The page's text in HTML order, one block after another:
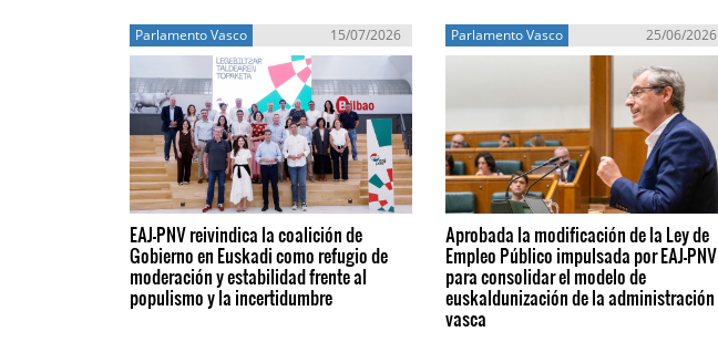
Parlamento Vasco 15/07/2026
EAJ-PNV reivindica la coalición de
Gobierno en Euskadi como refugio de
moderación y estabilidad frente al
populismo y la incertidumbre
Parlamento Vasco 25/06/2026
Aprobada la modificación de la Ley de
Empleo Público impulsada por EAJ-PNV
para consolidar el modelo de
euskaldunización de la administración
vasca